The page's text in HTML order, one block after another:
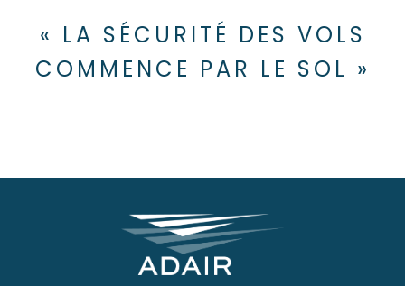
« LA SÉCURITÉ DES VOLS
COMMENCE PAR LE SOL »